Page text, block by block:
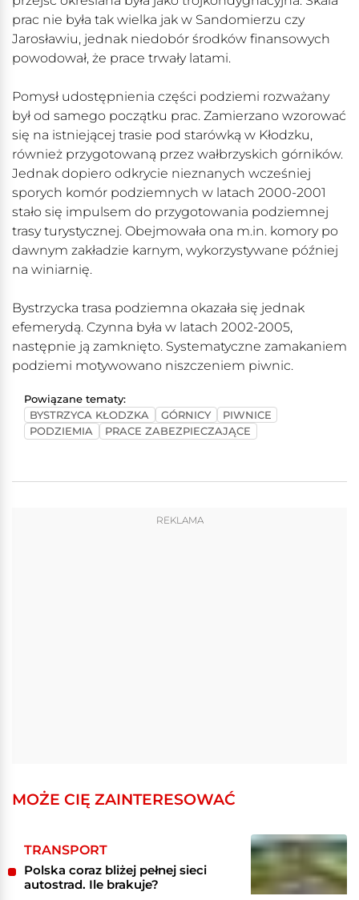
prac nie była tak wielka jak w Sandomierzu czy
Jarosławiu, jednak niedobór środków finansowych
powodował, że prace trwały latami.
Pomysł udostępnienia części podziemi rozważany
był od samego początku prac. Zamierzano wzorować
się na istniejącej trasie pod starówką w Kłodzku,
również przygotowaną przez wałbrzyskich górników.
Jednak dopiero odkrycie nieznanych wcześniej
sporych komór podziemnych w latach 2000-2001
stało się impulsem do przygotowania podziemnej
trasy turystycznej. Obejmowała ona m.in. komory po
dawnym zakładzie karnym, wykorzystywane później
na winiarnię.
Bystrzycka trasa podziemna okazała się jednak
efemerydą. Czynna była w latach 2002-2005,
następnie ją zamknięto. Systematyczne zamakaniem
podziemi motywowano niszczeniem piwnic.
Powiązane tematy:
BYSTRZYCA KŁODZKA
GÓRNICY
PIWNICE
PODZIEMIA
PRACE ZABEZPIECZAJĄCE
REKLAMA
MOŻE CIĘ ZAINTERESOWAĆ
TRANSPORT
Polska coraz bliżej pełnej sieci
autostrad. Ile brakuje?